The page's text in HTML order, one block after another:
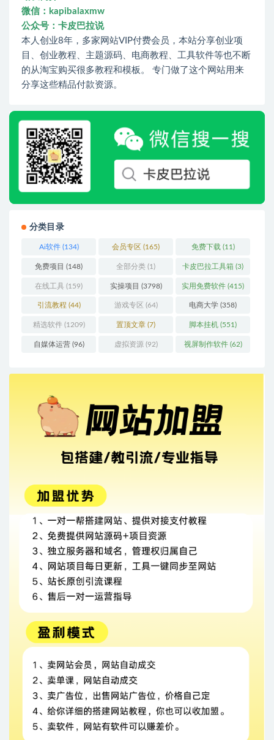
微信：kapibalaxmw
公众号：卡皮巴拉说
本人创业8年，多家网站VIP付费会员，本站分享创业项
目、创业教程、主题源码、电商教程、工具软件等也不断
的从淘宝购买很多教程和模板。 专门做了这个网站用来
分享这些精品付款资源。
分类目录
Ai软件(134) 会员专区 (165) 免费下载 (11)
免费项目 (148) 全部分类 (1) 卡皮巴拉工具箱 (3)
在线工具 (159) 实操项目 (3798) 实用免费软件 (415)
引流教程 (44) 游戏专区 (64) 电商大学 (358)
精选软件(1209) 置顶文章 (7) 脚本挂机 (551)
自媒体运营(96) 虚拟资源 (92) 视屏制作软件(62)